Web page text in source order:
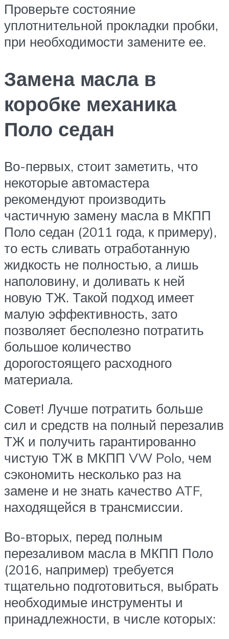
Проверьте состояние
уплотнительной прокладки пробки,
при необходимости замените ее.
Замена масла в
коробке механика
Поло седан
Во-первых, стоит заметить, что
некоторые автомастера
рекомендуют производить
частичную замену масла в МКПП
Поло седан (2011 года, к примеру),
то есть сливать отработанную
жидкость не полностью, а лишь
наполовину, и доливать к ней
новую ТЖ. Такой подход имеет
малую эффективность, зато
позволяет бесполезно потратить
большое количество
дорогостоящего расходного
материала.
Совет! Лучше потратить больше
сил и средств на полный перезалив
ТЖ и получить гарантированно
чистую ТЖ в МКПП VW Polo, чем
сэкономить несколько раз на
замене и не знать качество ATF,
находящейся в трансмиссии.
Во-вторых, перед полным
перезаливом масла в МКПП Поло
(2016, например) требуется
тщательно подготовиться, выбрать
необходимые инструменты и
принадлежности, в числе которых: